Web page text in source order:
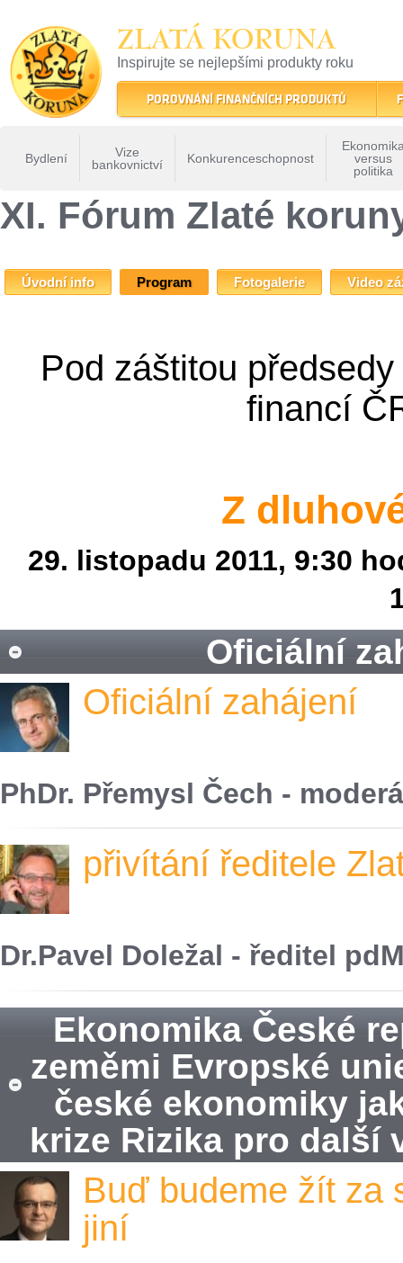
ZLATÁ KORUNA
Inspirujte se nejlepšími produkty roku
22 let tradice a kvality na finančním trhu
POROVNÁNÍ FINANČNÍCH PRODUKTŮ
Bydlení
Vize
bankovnictví
Konkurenceschopnost
versus
politika
XI. Fórum Zlaté koruny - Z dluhové pasti
XI. Fórum Zlaté
Úvodní info Program Fotogalerie Video
Pod záštitou
financí
Z
29. listopadu 2011, 9:30
Oficiální
Oficiální zahájení
PhDr. Přemysl Čech -
přivítání ředitele
Dr.Pavel Doležal - ředitel
Ekonomika České
zeměmi Evropské
české ekonomiky
krize Rizika pro
Buď budeme žít za
jiní